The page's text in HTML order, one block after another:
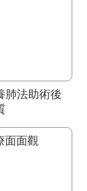
肺法助術後